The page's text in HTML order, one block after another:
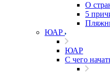
О
5
ЮАР
ЮАР
С чего